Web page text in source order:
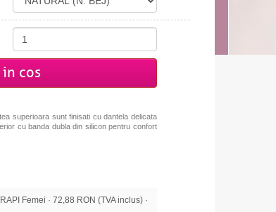
in cos
superioara sunt finisati cu dantela delicata
cu banda dubla din silicon pentru confort
Femei · 72,88 RON (TVA inclus) ·